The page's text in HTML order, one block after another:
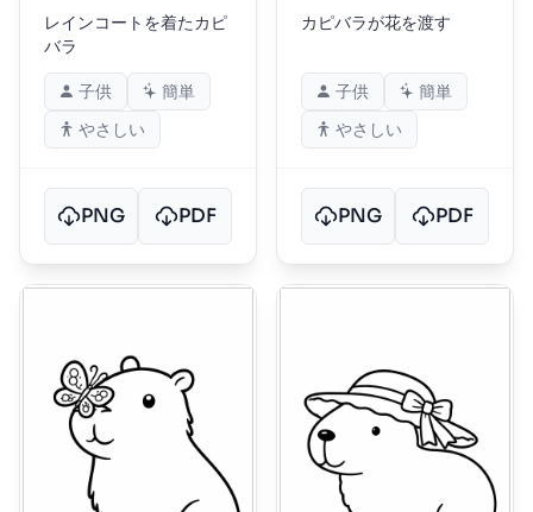
レインコートを着たカピ
バラ
子供
簡単
やさしい
PNG PDF
カピバラが花を渡す
子供
簡単
やさしい
PNG PDF